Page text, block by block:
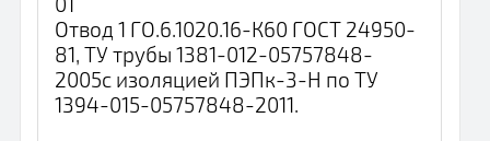
Отвод 1 ГО.6.1020.16-К60 ГОСТ 24950-
81, ТУ трубы 1381-012-05757848-
2005с изоляцией ПЭПк-3-Н по ТУ
1394-015-05757848-2011.